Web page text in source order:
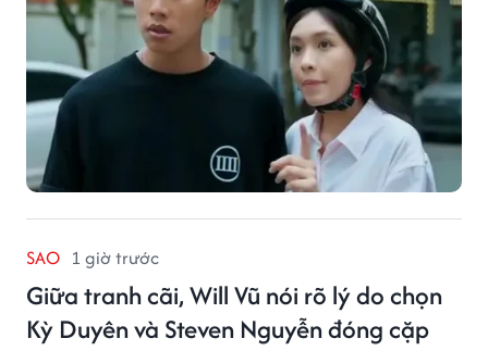
SAO 1 giờ trước
Giữa tranh cãi, Will Vũ nói rõ lý do chọn
Kỳ Duyên và Steven Nguyễn đóng cặp